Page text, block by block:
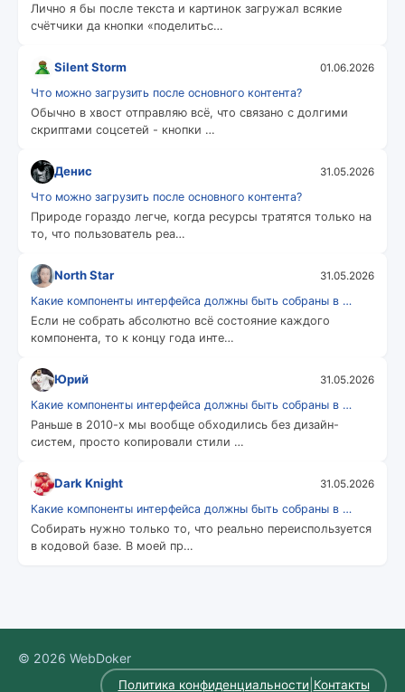
Лично я бы после текста и картинок загружал всякие
счётчики да кнопки «поделитьс…
Silent Storm 01.06.2026
Что можно загрузить после основного контента?
Обычно в хвост отправляю всё, что связано с долгими
скриптами соцсетей - кнопки …
Денис 31.05.2026
Что можно загрузить после основного контента?
Природе гораздо легче, когда ресурсы тратятся только на
то, что пользователь реа…
North Star 31.05.2026
Какие компоненты интерфейса должны быть собраны в …
Если не собрать абсолютно всё состояние каждого
компонента, то к концу года инте…
Юрий 31.05.2026
Какие компоненты интерфейса должны быть собраны в …
Раньше в 2010-х мы вообще обходились без дизайн-
систем, просто копировали стили …
Dark Knight 31.05.2026
Какие компоненты интерфейса должны быть собраны в …
Собирать нужно только то, что реально переиспользуется
в кодовой базе. В моей пр…
© 2026 WebDoker
Политика конфиденциальности Контакты